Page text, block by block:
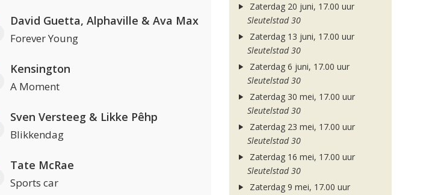
David Guetta, Alphaville & Ava Max
Forever Young
Kensington
A Moment
Sven Versteeg & Likke Pêhp
Blikkendag
Tate McRae
Sports car
Zaterdag 20 juni, 17.00 uur
Sleutelstad 30
Zaterdag 13 juni, 17.00 uur
Sleutelstad 30
Zaterdag 6 juni, 17.00 uur
Sleutelstad 30
Zaterdag 30 mei, 17.00 uur
Sleutelstad 30
Zaterdag 23 mei, 17.00 uur
Sleutelstad 30
Zaterdag 16 mei, 17.00 uur
Sleutelstad 30
Zaterdag 9 mei, 17.00 uur